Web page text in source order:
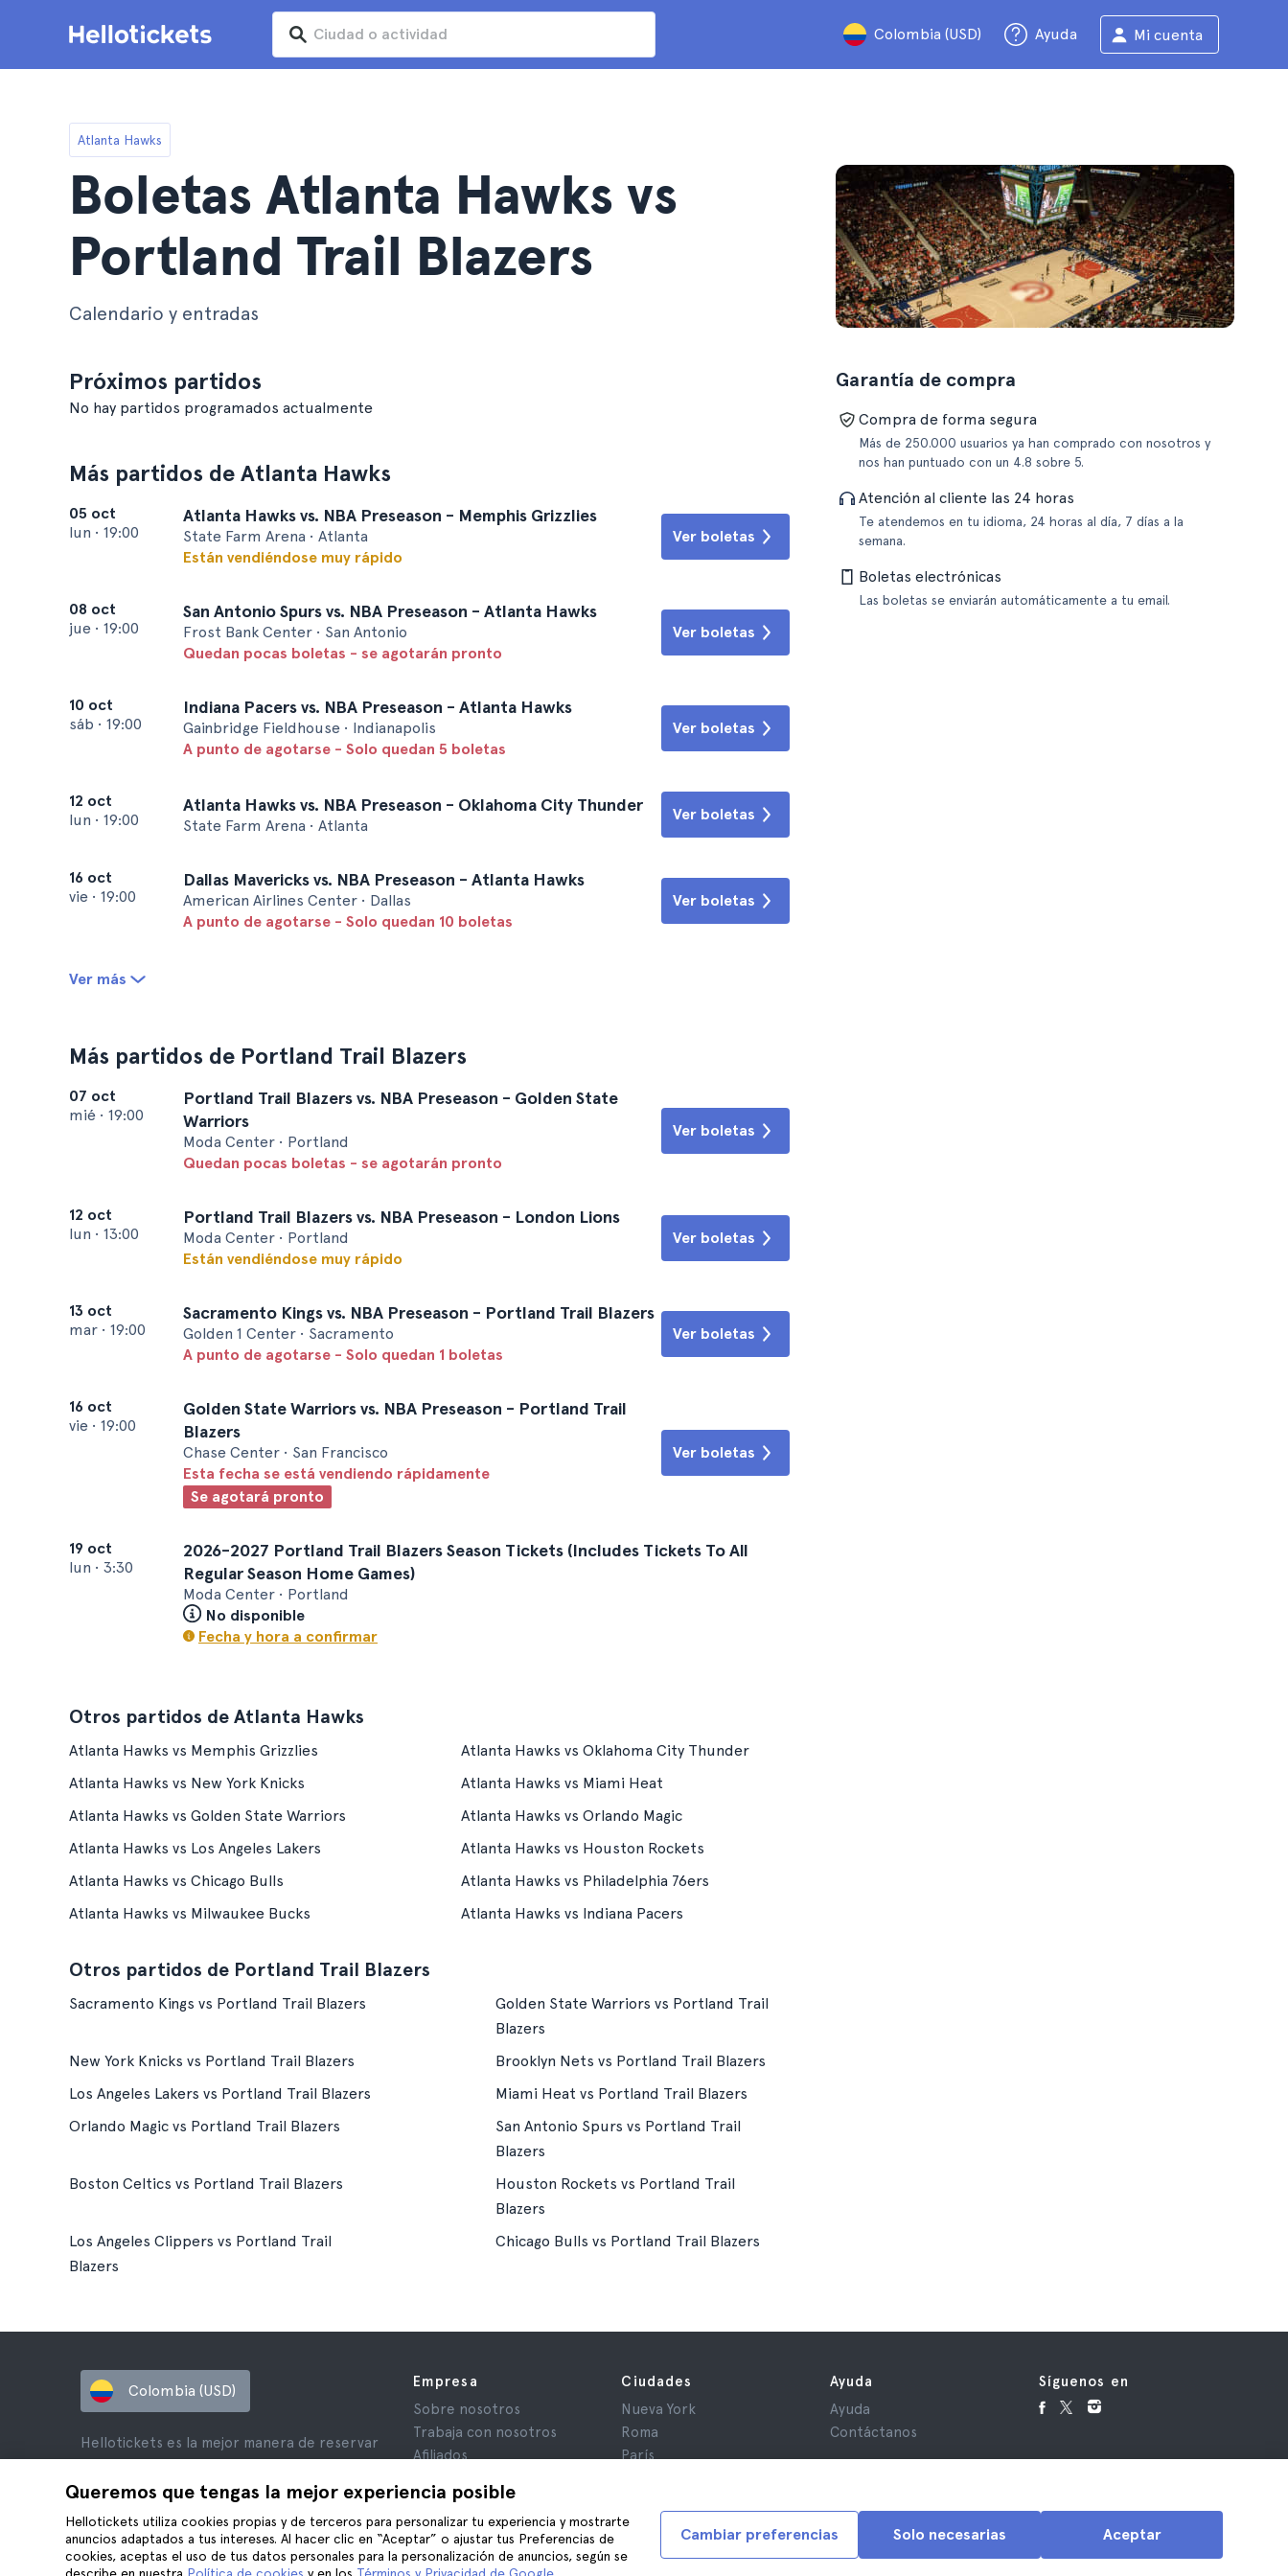
Colombia (USD) Ayuda Mi cuenta
Atlanta Hawks
Boletas Atlanta Hawks vs
Portland Trail Blazers
Calendario y entradas
Próximos partidos
No hay partidos programados actualmente
Más partidos de Atlanta Hawks
05 oct
lun • 19:00
Atlanta Hawks vs. NBA Preseason - Memphis Grizzlies
State Farm Arena • Atlanta
Están vendiéndose muy rápido
Ver boletas
08 oct
jue • 19:00
San Antonio Spurs vs. NBA Preseason - Atlanta Hawks
Frost Bank Center • San Antonio
Quedan pocas boletas - se agotarán pronto
Ver boletas
10 oct
sáb • 19:00
Indiana Pacers vs. NBA Preseason - Atlanta Hawks
Gainbridge Fieldhouse • Indianapolis
A punto de agotarse - Solo quedan 5 boletas
Ver boletas
12 oct
lun • 19:00
Atlanta Hawks vs. NBA Preseason - Oklahoma City Thunder
State Farm Arena • Atlanta
Ver boletas
16 oct
vie • 19:00
Dallas Mavericks vs. NBA Preseason - Atlanta Hawks
American Airlines Center • Dallas
A punto de agotarse - Solo quedan 10 boletas
Ver boletas
Ver más
Más partidos de Portland Trail Blazers
07 oct
mié • 19:00
Portland Trail Blazers vs. NBA Preseason - Golden State
Warriors
Moda Center • Portland
Quedan pocas boletas - se agotarán pronto
Ver boletas
12 oct
lun • 13:00
Portland Trail Blazers vs. NBA Preseason - London Lions
Moda Center • Portland
Están vendiéndose muy rápido
Ver boletas
13 oct
mar • 19:00
Sacramento Kings vs. NBA Preseason - Portland Trail Blazers
Golden 1 Center • Sacramento
A punto de agotarse - Solo quedan 1 boletas
Ver boletas
16 oct
vie • 19:00
Golden State Warriors vs. NBA Preseason - Portland Trail
Blazers
Chase Center • San Francisco
Esta fecha se está vendiendo rápidamente
Se agotará pronto
Ver boletas
19 oct
lun • 3:30
2026-2027 Portland Trail Blazers Season Tickets (Includes Tickets To All
Regular Season Home Games)
Moda Center • Portland
No disponible
Fecha y hora a confirmar
Garantía de compra
Compra de forma segura
Más de 250.000 usuarios ya han comprado con nosotros y
nos han puntuado con un 4.8 sobre 5.
Atención al cliente las 24 horas
Te atendemos en tu idioma, 24 horas al día, 7 días a la
semana.
Boletas electrónicas
Las boletas se enviarán automáticamente a tu email.
Otros partidos de Atlanta Hawks
Atlanta Hawks vs Memphis Grizzlies
Atlanta Hawks vs Oklahoma City Thunder
Atlanta Hawks vs New York Knicks
Atlanta Hawks vs Miami Heat
Atlanta Hawks vs Golden State Warriors
Atlanta Hawks vs Orlando Magic
Atlanta Hawks vs Los Angeles Lakers
Atlanta Hawks vs Houston Rockets
Atlanta Hawks vs Chicago Bulls
Atlanta Hawks vs Philadelphia 76ers
Atlanta Hawks vs Milwaukee Bucks
Atlanta Hawks vs Indiana Pacers
Otros partidos de Portland Trail Blazers
Sacramento Kings vs Portland Trail Blazers
Golden State Warriors vs Portland Trail
Blazers
New York Knicks vs Portland Trail Blazers
Brooklyn Nets vs Portland Trail Blazers
Los Angeles Lakers vs Portland Trail Blazers
Miami Heat vs Portland Trail Blazers
Orlando Magic vs Portland Trail Blazers
San Antonio Spurs vs Portland Trail
Blazers
Boston Celtics vs Portland Trail Blazers
Houston Rockets vs Portland Trail
Blazers
Los Angeles Clippers vs Portland Trail
Blazers
Chicago Bulls vs Portland Trail Blazers
Queremos que tengas la mejor experiencia posible
Hellotickets utiliza cookies propias y de terceros para personalizar tu experiencia y mostrarte
anuncios adaptados a tus intereses. Al hacer clic en “Aceptar” o ajustar tus Preferencias de
cookies, aceptas el uso de tus datos personales para la personalización de anuncios, según se
Aceptar
Solo necesarias
Cambiar preferencias
Colombia (USD)
Hellotickets es la mejor manera de reservar
© Hello Ticket, SL.
Empresa
Sobre nosotros
Trabaja con nosotros
Afiliados
Privacidad
Términos y Condiciones
Aviso Legal
Cookies
Ciudades
Nueva York
Roma
París
Cracovia
Ayuda
Ayuda
Contáctanos
Síguenos en